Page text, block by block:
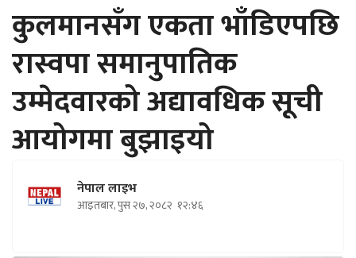
कुलमानसँग एकता भाँडिएपछि
रास्वपा समानुपातिक
उम्मेदवारको अद्यावधिक सूची
आयोगमा बुझाइयो
नेपाल लाइभ
आइतबार, पुस २७, २०८२ १२:४६